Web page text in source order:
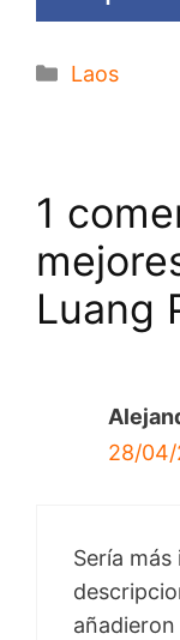
Categorías
Laos
1
Luang
28/04/
Sería